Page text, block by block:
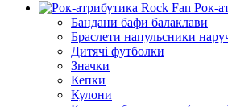
Рок-
Бандани бафи балаклави
Браслети напульсники
Дитячі футболки
Значки
Кепки
Кулони